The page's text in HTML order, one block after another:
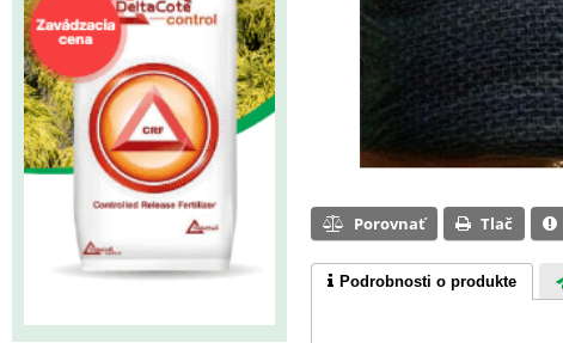
Porovnať Tlač
Podrobnosti o produkte